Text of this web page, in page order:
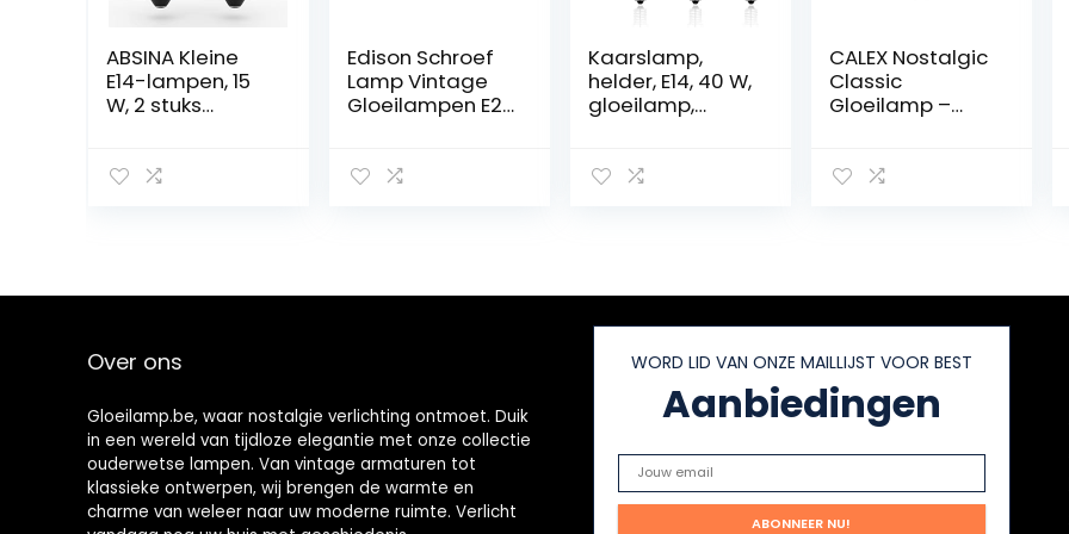
ABSINA Kleine
E14-lampen, 15
W, 2 stuks
300 graden
lumen, 2700 K,
Edison Schroef
Lamp Vintage
Gloeilampen E27
Gloeilampen E27
E27 Dimbare
Kaarslamp,
helder, E14, 40 W,
gloeilamp,
400 lm,
CALEX Nostalgic
Classic
Gloeilamp –
E27 Fitting – 10W
Transparant
Over ons
Gloeilamp.be, waar nostalgie verlichting ontmoet. Duik
in een wereld van tijdloze elegantie met onze collectie
ouderwetse lampen. Van vintage armaturen tot
klassieke ontwerpen, wij brengen de warmte en
charme van weleer naar uw moderne ruimte. Verlicht
WORD LID VAN ONZE MAILLIJST VOOR BEST
Aanbiedingen